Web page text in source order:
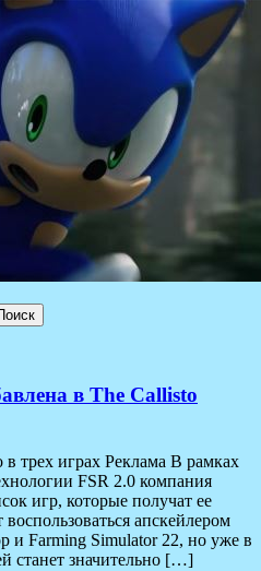
в The Callisto
в трех играх Реклама В рамках
FSR 2.0 компания
игр, которые получат ее
апскейлером
и Farming Simulator 22, но уже в
станет значительно […]